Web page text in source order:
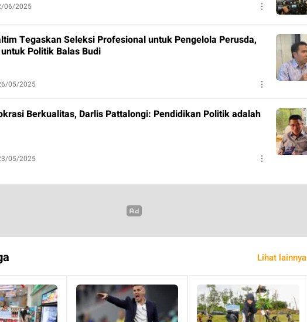
06/2025
Tegaskan Seleksi Profesional untuk Pengelola Perusda,
Politik Balas Budi
05/2025
Berkualitas, Darlis Pattalongi: Pendidikan Politik adalah
05/2025
Lihat lainnya